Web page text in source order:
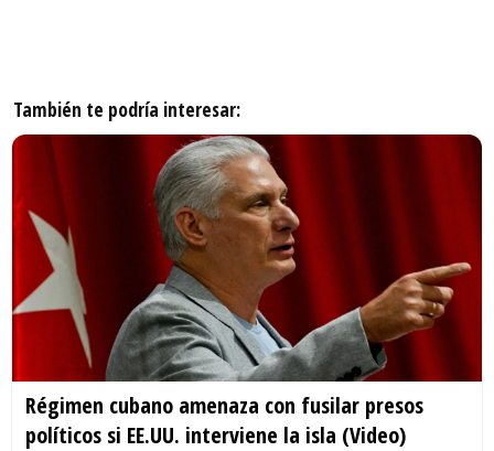
También te podría interesar:
Régimen cubano amenaza con fusilar presos
políticos si EE.UU. interviene la isla (Video)